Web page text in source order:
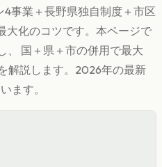
事業＋ 長野県独自制度＋市区
大化のコツです。 本ページで
、 国＋県＋市の併用で最大
解説します。 2026年の最新
ます。